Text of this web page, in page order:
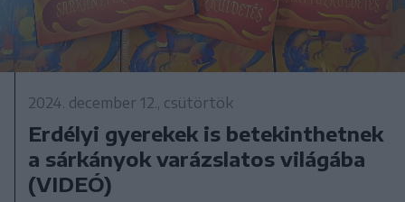
2024. december 12., csütörtök
Erdélyi gyerekek is betekinthetnek
a sárkányok varázslatos világába
(VIDEÓ)